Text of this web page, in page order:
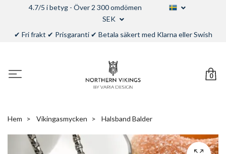
4.7/5 i betyg - Över 2 300 omdömen
SEK
✔ Fri frakt ✔ Prisgaranti ✔ Betala säkert med Klarna eller Swish
0
Hem Vikingasmycken Halsband Balder